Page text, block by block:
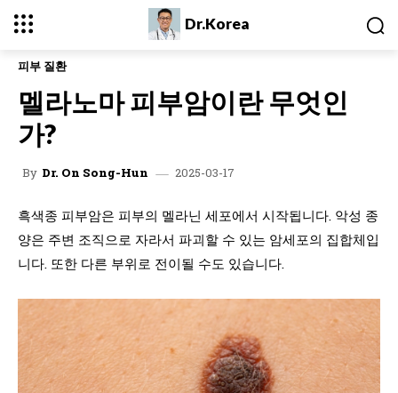
Dr.Korea
피부 질환
멜라노마 피부암이란 무엇인
가?
By Dr. On Song-Hun 2025-03-17
흑색종 피부암은 피부의 멜라닌 세포에서 시작됩니다. 악성 종
양은 주변 조직으로 자라서 파괴할 수 있는 암세포의 집합체입
니다. 또한 다른 부위로 전이될 수도 있습니다.